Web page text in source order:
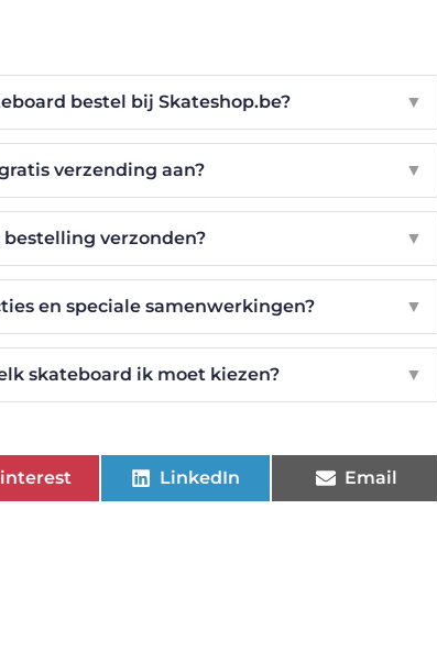
bestel bij Skateshop.be? ▼
verzending aan? ▼
verzonden? ▼
en speciale samenwerkingen? ▼
skateboard ik moet kiezen? ▼
LinkedIn Email